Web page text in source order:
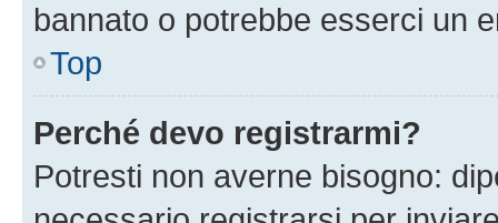
bannato o potrebbe esserci un
Top
Perché devo registrarmi?
Potresti non averne bisogno: